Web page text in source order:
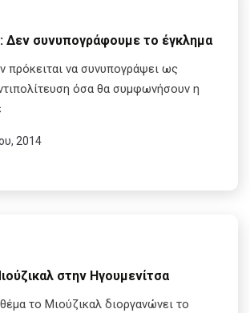
Δεν συνυπογράφουμε το έγκλημα
πρόκειται να συνυπογράψει ως
όσα θα συμφωνήσουν η
2014
στην Ηγουμενίτσα
το Μιούζικαλ διοργανώνει το